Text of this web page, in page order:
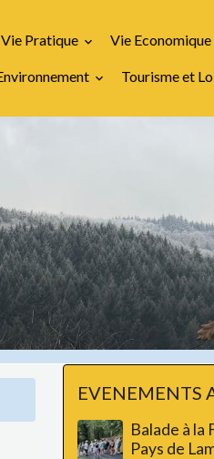
Vie Pratique Vie Economique
Tourisme et
EVENEMENTS
Balade à la
Pays de